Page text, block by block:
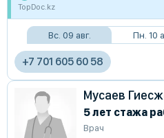
TopDoc.kz
Вс. 09 авг. Пн. 10
+7 701 605 60 58
Мусаев
5 лет стажа
Врач